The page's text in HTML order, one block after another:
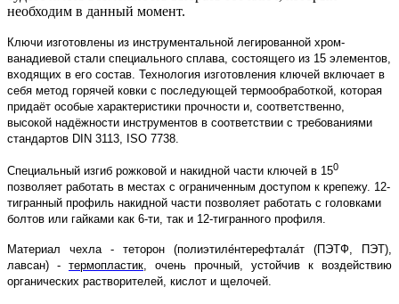
необходим в данный момент.
Ключи изготовлены из инструментальной легированной хром-
ванадиевой стали специального сплава, состоящего из 15 элементов,
входящих в его состав. Технология изготовления ключей включает в
себя метод горячей ковки с последующей термообработкой, которая
придаёт особые характеристики прочности и, соответственно,
высокой надёжности инструментов в соответствии с требованиями
стандартов DIN 3113, ISO 7738.
Специальный изгиб рожковой и накидной части ключей в 150
позволяет работать в местах с ограниченным доступом к крепежу. 12-
тигранный профиль накидной части позволяет работать с головками
болтов или гайками как 6-ти, так и 12-тигранного профиля.
Материал чехла - теторон (полиэтиле́нтерефтала́т (ПЭТФ, ПЭТ),
лавсан) - термопластик, очень прочный, устойчив к воздействию
органических растворителей, кислот и щелочей.